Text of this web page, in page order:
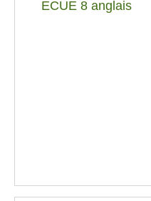
ECUE 8 anglais